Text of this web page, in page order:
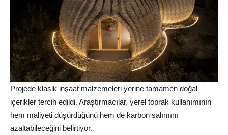
Projede klasik inşaat malzemeleri yerine tamamen doğal
içerikler tercih edildi. Araştırmacılar, yerel toprak kullanımının
hem maliyeti düşürdüğünü hem de karbon salımını
azaltabileceğini belirtiyor.